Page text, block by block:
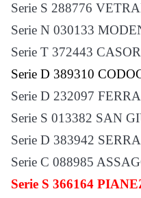
Serie S 288776
Serie N 030133
Serie T 372443
Serie D 389310
Serie D 232097
Serie S 013382 SAN
Serie D 383942
Serie C 088985
Serie S 366164